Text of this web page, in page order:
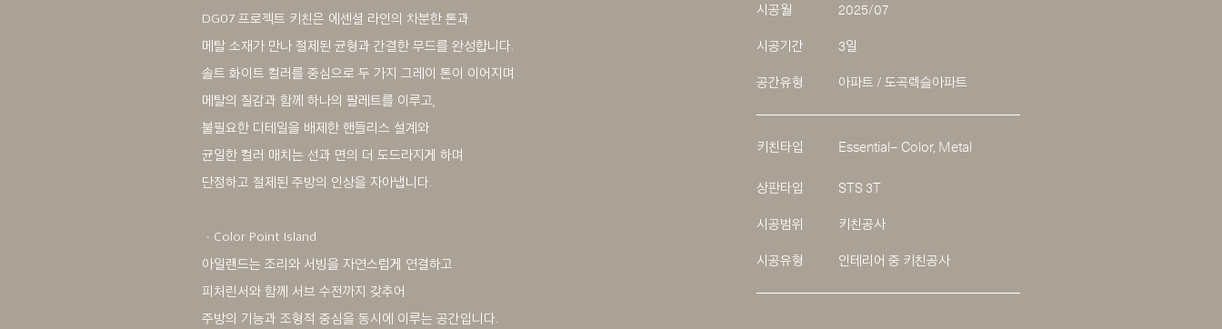
DG07 프로젝트 키친은 에센셜 라인의 차분한 톤과
메탈 소재가 만나 절제된 균형과 간결한 무드를 완성합니다.
솔트 화이트 컬러를 중심으로 두 가지 그레이 톤이 이어지며
메탈의 질감과 함께 하나의 팔레트를 이루고,
불필요한 디테일을 배제한 핸들리스 설계와
균일한 컬러 매치는 선과 면의 더 도드라지게 하며
단정하고 절제된 주방의 인상을 자아냅니다.
ㆍColor Point Island
아일랜드는 조리와 서빙을 자연스럽게 연결하고
피처린서와 함께 서브 수전까지 갖추어
주방의 기능과 조형적 중심을 동시에 이루는 공간입니다.
시공월 2025/07
시공기간 3일
공간유형 아파트 / 도곡렉슬아파트
키친타입 Essential– Color, Metal
상판타입 STS 3T
시공범위 키친공사
시공유형 인테리어 중 키친공사